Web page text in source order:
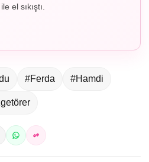
el sıkıştı.
#Ferda #Hamdi